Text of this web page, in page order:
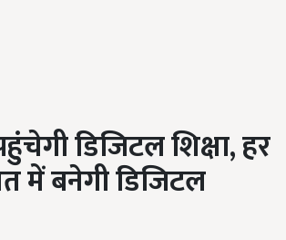
डिजिटल शिक्षा,हर
में बनेगी डिजिटल